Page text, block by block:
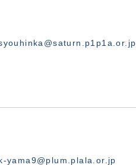
yama9@plum.plala.or.jp